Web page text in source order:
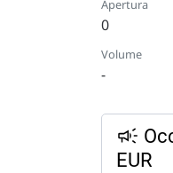
Apertura
0
Volume
-
EUR